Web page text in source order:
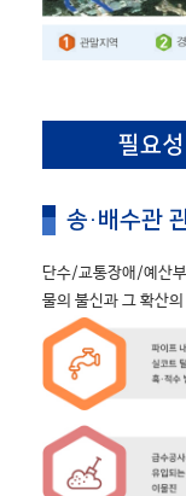
필요성
송·배수관
단수/교통장애/예산
물의 불신과 그 확산